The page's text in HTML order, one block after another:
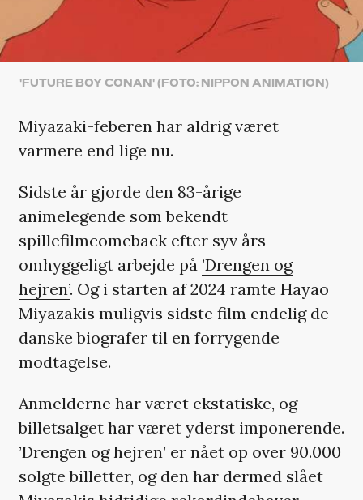
'FUTURE BOY CONAN' (FOTO: NIPPON ANIMATION)
Miyazaki-feberen har aldrig været
varmere end lige nu.
Sidste år gjorde den 83-årige
animelegende som bekendt
spillefilmcomeback efter syv års
omhyggeligt arbejde på ’Drengen og
hejren’. Og i starten af 2024 ramte Hayao
Miyazakis muligvis sidste film endelig de
danske biografer til en forrygende
modtagelse.
Anmelderne har været ekstatiske, og
billetsalget har været yderst imponerende.
’Drengen og hejren’ er nået op over 90.000
solgte billetter, og den har dermed slået